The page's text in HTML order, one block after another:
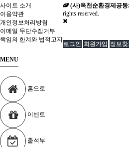
사이트 소개
이용약관
개인정보처리방침
이메일 무단수집거부
책임의 한계와 법적고지
(사)옥천순환경제공
rights reserved.
로그인 회원가입 정보찾
MENU
홈으로
이벤트
출석부